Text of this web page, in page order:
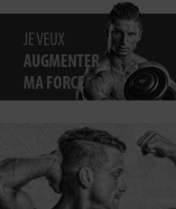
JE VEUX
AUGMENTER
MA FORCE